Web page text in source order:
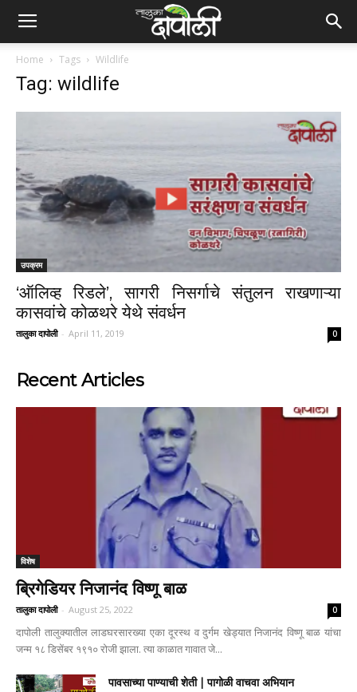
Home Tags Wildlife
Tag: wildlife
उपक्रम
‘ऑलिव्ह रिडले’, सागरी निसर्गाचे संतुलन राखणाऱ्या
कासवांचे कोळथरे येथे संवर्धन
तालुका दापोली - April 11, 2019 0
Recent Articles
विशेष
ब्रिगेडियर निजानंद विष्णू बाळ
तालुका दापोली - August 25, 2022 0
दापोली तालुक्यातील लाडघरसारख्या एका दूरस्थ व दुर्गम खेड्यात निजानंद विष्णू बाळ यांचा
जन्म १८ डिसेंबर १९१० रोजी झाला. त्या काळात गावात जे...
पावसाच्या पाण्याची शेती | पागोळी वाचवा अभियान